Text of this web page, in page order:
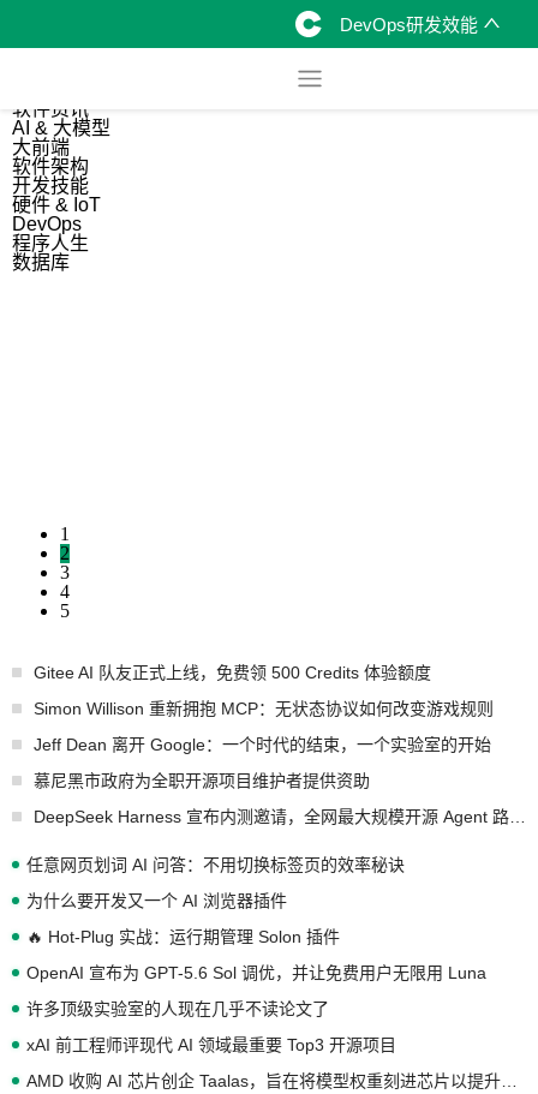
DevOps研发效能
软件资讯
AI & 大模型
大前端
软件架构
开发技能
硬件 & IoT
DevOps
程序人生
数据库
1
2
3
4
5
Gitee AI 队友正式上线，免费领 500 Credits 体验额度
Simon Willison 重新拥抱 MCP：无状态协议如何改变游戏规则
Jeff Dean 离开 Google：一个时代的结束，一个实验室的开始
慕尼黑市政府为全职开源项目维护者提供资助
任意网页划词 AI 问答：不用切换标签页的效率秘诀
为什么要开发又一个 AI 浏览器插件
🔥 Hot-Plug 实战：运行期管理 Solon 插件
OpenAI 宣布为 GPT-5.6 Sol 调优，并让免费用户无限用 Luna
许多顶级实验室的人现在几乎不读论文了
xAI 前工程师评现代 AI 领域最重要 Top3 开源项目